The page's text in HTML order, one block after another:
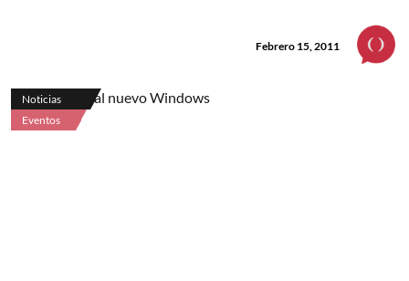
Febrero 15, 2011
Noticias
Eventos